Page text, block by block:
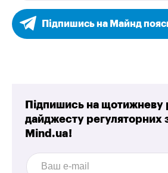
Підпишись на Майнд
Підпишись на щотижневу
дайджесту регуляторних
Mind.ua!